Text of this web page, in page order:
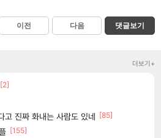
이전 다음 댓글보기
더보기+
[2]
고 진짜 화내는 사람도 있네
[85]
[155]